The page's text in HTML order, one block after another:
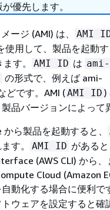
優先します。
ージ (AMI) は、 AMI
使用して、製品を起動
す。
AMI ID は ami-
の形式で、例えば ami-
どです。AMI (AMI ID )
品バージョンによって
ら製品を起動すると、
す。
AMI ID がある
(AWS CLI) から、
Cloud (Amazon
動化する場合に便利で
ウェアを設定すると確